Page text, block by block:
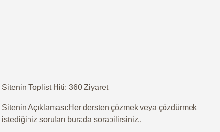
Sitenin Toplist Hiti: 360 Ziyaret
Sitenin Açıklaması:Her dersten çözmek veya çözdürmek
istediğiniz soruları burada sorabilirsiniz..